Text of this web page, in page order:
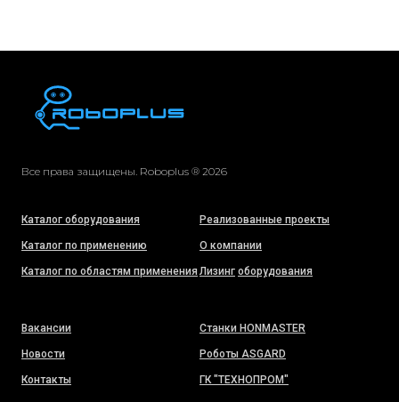
Все права защищены. Roboplus ® 2026
Каталог оборудования
Каталог по применению
Каталог по областям применения
Реализованные проекты
О компании
Лизинг оборудования
Вакансии
Новости
Контакты
Станки HONMASTER
Роботы ASGARD
ГК "ТЕХНОПРОМ"